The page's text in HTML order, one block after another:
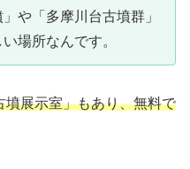
や「多摩川台古墳群」
場所なんです。
墳展示室」もあり、無料で